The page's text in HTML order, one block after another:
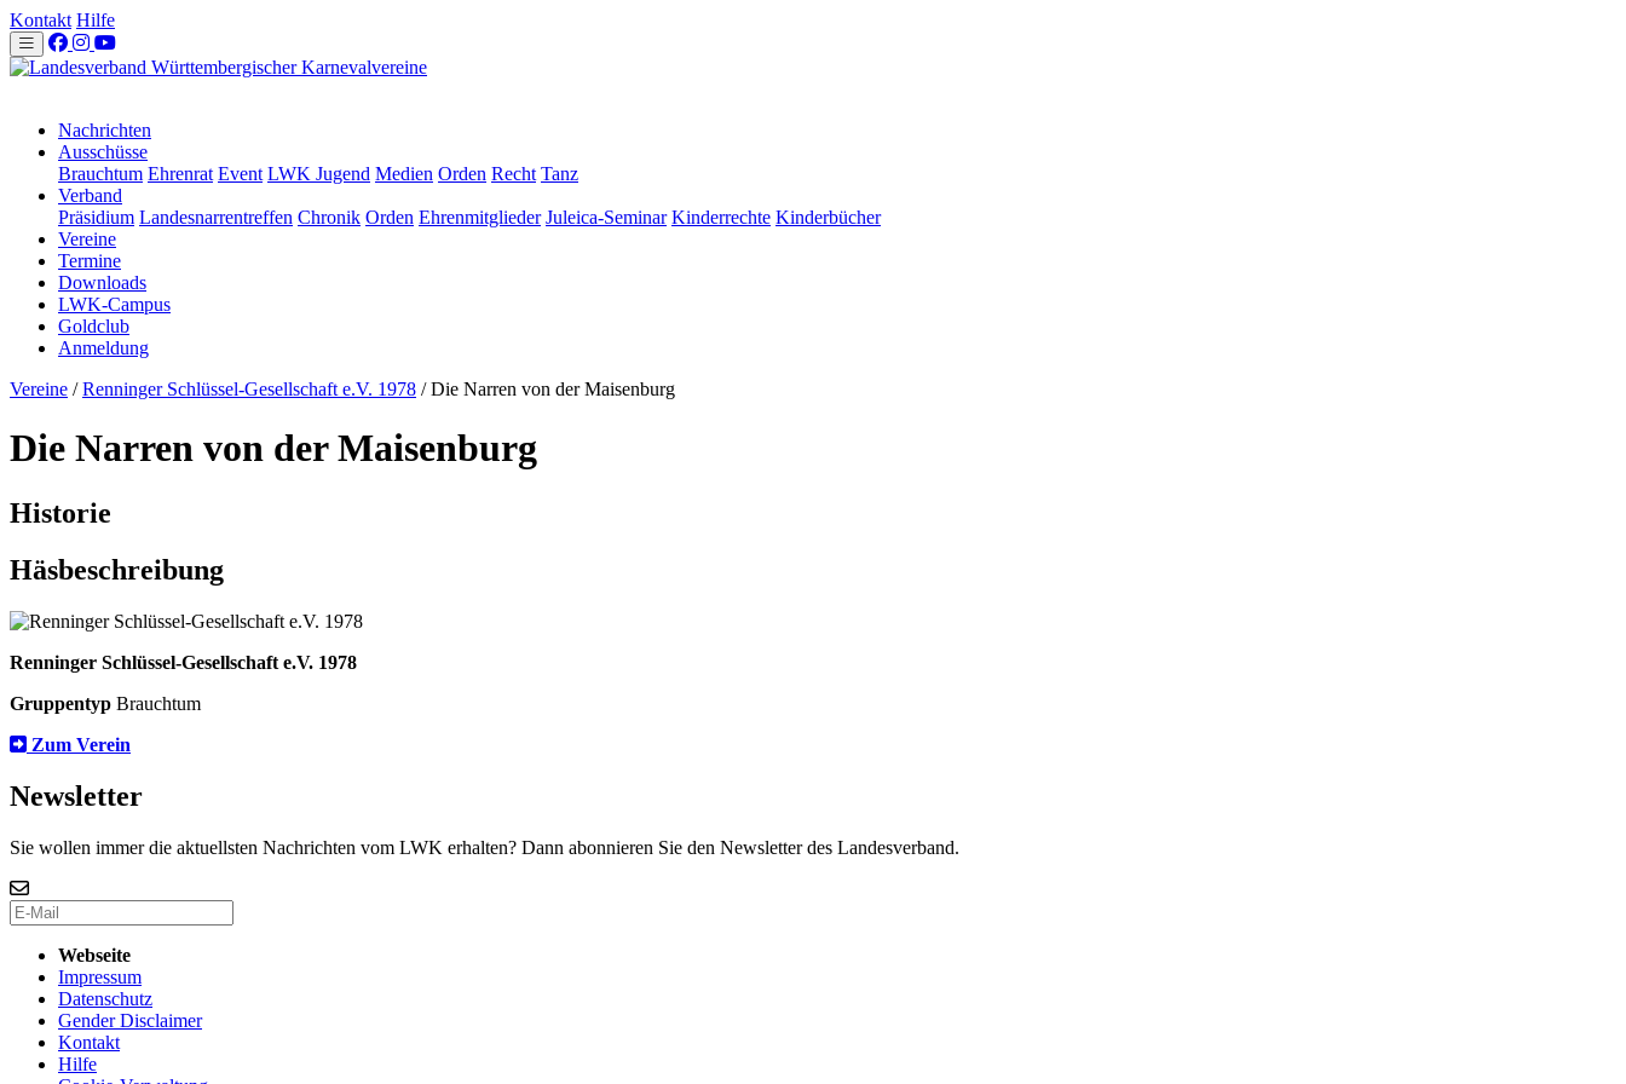
Kontakt Hilfe
Nachrichten
Ausschüsse
Brauchtum Ehrenrat Event LWK Jugend Medien Orden Recht Tanz
Verband
Präsidium Landesnarrentreffen Chronik Orden Ehrenmitglieder Juleica-Seminar Kinderrechte Kinderbücher
Vereine
Termine
Downloads
LWK-Campus
Goldclub
Anmeldung
Vereine / Renninger Schlüssel-Gesellschaft e.V. 1978 /Die Narren von der Maisenburg
Die Narren von der Maisenburg
Historie
Häsbeschreibung
Renninger Schlüssel-Gesellschaft e.V. 1978
Gruppentyp Brauchtum
Zum Verein
Newsletter
Sie wollen immer die aktuellsten Nachrichten vom LWK erhalten? Dann abonnieren Sie den Newsletter des Landesverband.
Webseite
Impressum
Datenschutz
Gender Disclaimer
Kontakt
Hilfe